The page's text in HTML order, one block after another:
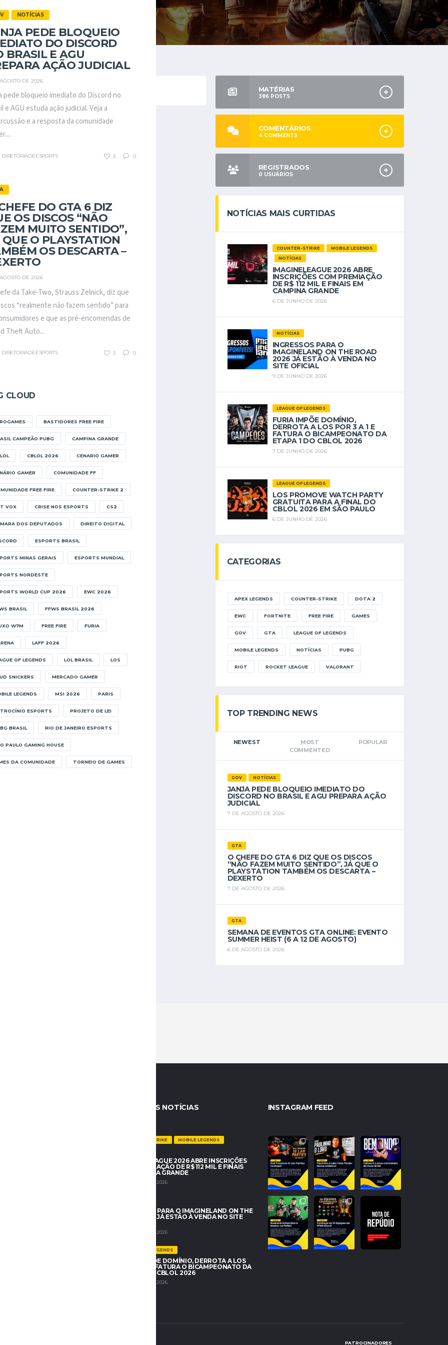
NOTÍCIAS
PEDE BLOQUEIO
DO DISCORD
BRASIL E AGU
AÇÃO JUDICIAL
DE 2026
pede bloqueio imediato do Discord no
e AGU estuda ação judicial. Veja a
e a resposta da comunidade
DIRETORIADEESPORTS 3 0
DO GTA 6 DIZ
OS DISCOS “NÃO
MUITO SENTIDO”,
O PLAYSTATION
OS DESCARTA –
DE 2026
da Take-Two, Strauss Zelnick, diz que
“realmente não fazem sentido” para
e que as pré-encomendas de
Theft Auto...
DIRETORIADEESPORTS 3 0
CLOUD
BASTIDORES FREE FIRE
CAMPEÃO PUBG CAMPINA GRANDE
CBLOL 2026 CENARIO GAMER
GAMER COMUNIDADE FF
FREE FIRE COUNTER-STRIKE 2
VOX CRISE NOS ESPORTS CS2
DOS DEPUTADOS DIREITO DIGITAL
ESPORTS BRASIL
MINAS GERAIS ESPORTS MUNDIAL
NORDESTE
WORLD CUP 2026 EWC 2026
BRASIL FFWS BRASIL 2026
W7M FREE FIRE FURIA
LAFF 2026
OF LEGENDS LOL BRASIL LOS
SNICKERS MERCADO GAMER
LEGENDS MSI 2026 PARIS
ESPORTS PROJETO DE LEI
BRASIL RIO DE JANEIRO ESPORTS
PAULO GAMING HOUSE
DA COMUNIDADE TORNEIO DE GAMES
MATÉRIAS
386POSTS
COMENTÁRIOS
4COMMENTS
REGISTRADOS
0 USUÁRIOS
NOTÍCIAS MAIS CURTIDAS
COUNTER-STRIKE
MOBILE LEGENDS
NOTÍCIAS
IMAGINELEAGUE 2026 ABRE
INSCRIÇÕES COM PREMIAÇÃO
DE R$ 112 MIL E FINAIS EM
CAMPINA GRANDE
6 DE JUNHO DE 2026
NOTÍCIAS
INGRESSOS PARA O
IMAGINELAND ON THE ROAD
2026 JÁ ESTÃO À VENDA NO
SITE OFICIAL
9 DE JUNHO DE 2026
LEAGUE OF LEGENDS
FURIA IMPÕE DOMÍNIO,
DERROTA A LOS POR 3 A 1 E
FATURA O BICAMPEONATO DA
ETAPA 1 DO CBLOL 2026
7 DE JUNHO DE 2026
LEAGUE OF LEGENDS
LOS PROMOVE WATCH PARTY
GRATUITA PARA A FINAL DO
CBLOL 2026 EM SÃO PAULO
6 DE JUNHO DE 2026
CATEGORIAS
APEX LEGENDS COUNTER-STRIKE DOTA 2
EWC FORTNITE FREE FIRE GAMES
GOV GTA LEAGUE OF LEGENDS
MOBILE LEGENDS NOTÍCIAS PUBG
RIOT ROCKET LEAGUE VALORANT
TOP TRENDING NEWS
NEWEST
MOST
COMMENTED
POPULAR
GOV NOTÍCIAS
JANJA PEDE BLOQUEIO IMEDIATO DO
DISCORD NO BRASIL E AGU PREPARA AÇÃO
JUDICIAL
7 DE AGOSTO DE 2026
GTA
O CHEFE DO GTA 6 DIZ QUE OS DISCOS
“NÃO FAZEM MUITO SENTIDO”, JÁ QUE O
PLAYSTATION TAMBÉM OS DESCARTA –
DEXERTO
7 DE AGOSTO DE 2026
GTA
SEMANA DE EVENTOS GTA ONLINE: EVENTO
SUMMER HEIST (6 A 12 DE AGOSTO)
6 DE AGOSTO DE 2026
MELHORES NOTÍCIAS
COUNTER-STRIKE
MOBILE LEGENDS
IMAGINELEAGUE 2026 ABRE INSCRIÇÕES
COM PREMIAÇÃO DE R$ 112 MIL E FINAIS
EM CAMPINA GRANDE
6 DE JUNHO DE 2026
INGRESSOS PARA O IMAGINELAND ON THE
ROAD 2026 JÁ ESTÃO À VENDA NO SITE
9 DE JUNHO DE 2026
LEAGUE OF LEGENDS
FURIA IMPÕE DOMÍNIO, DERROTA A LOS
POR 3 A 1 E FATURA O BICAMPEONATO DA
ETAPA 1 DO CBLOL 2026
7 DE JUNHO DE 2026
INSTAGRAM FEED
A NOSTALGIA
VAI DOMINAR O
BRASIL! RIOT
ANUNCIA 16...
28
0
PROBLEMAS
NO REGISTRO!
PAULINHO O
LOKO PODE
PERDER...
158
27
NOVO TOPO
NO RIFT!
FLUXO W7M
ANUNCIA A
CHEGADA DE ...
95
3
O BRASIL
DOMINANDO O
SERVIDOR!
GUARANÁ
ANTARCTICA ...
42
ESQUADRÕES
PRONTOS!
CONHEÇA AS
14 EQUIPES DO
SPLIT...
1102
REPÚDIO
A Diretoria de
eSports vem
373
PATROCINADORES